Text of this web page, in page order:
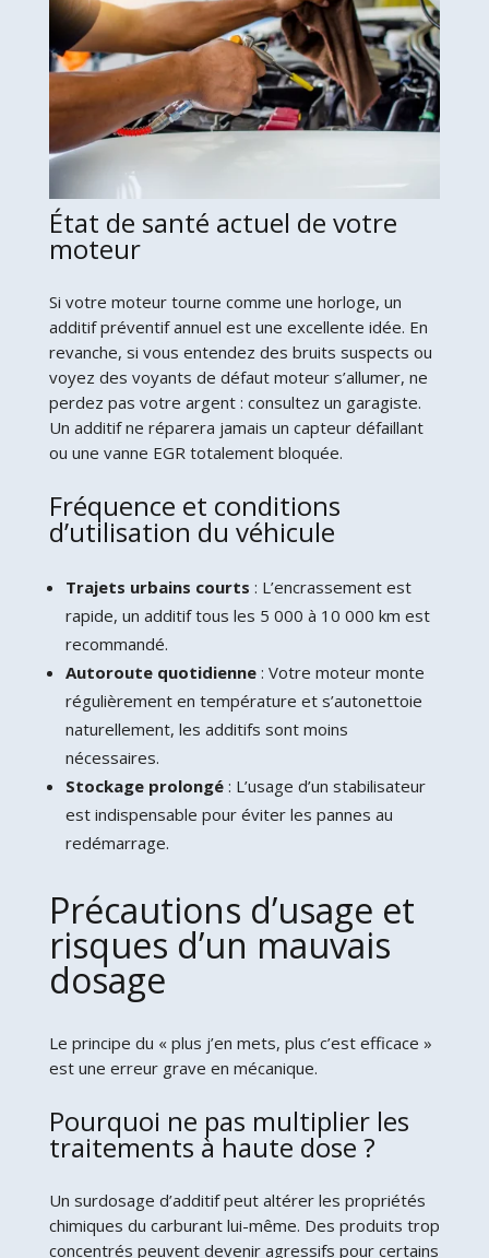
État de santé actuel de votre
moteur
Si votre moteur tourne comme une horloge, un
additif préventif annuel est une excellente idée. En
revanche, si vous entendez des bruits suspects ou
voyez des voyants de défaut moteur s’allumer, ne
perdez pas votre argent : consultez un garagiste.
Un additif ne réparera jamais un capteur défaillant
ou une vanne EGR totalement bloquée.
Fréquence et conditions
d’utilisation du véhicule
Trajets urbains courts : L’encrassement est
rapide, un additif tous les 5 000 à 10 000 km est
recommandé.
Autoroute quotidienne: Votre moteur monte
régulièrement en température et s’autonettoie
naturellement, les additifs sont moins
nécessaires.
Stockage prolongé: L’usage d’un stabilisateur
est indispensable pour éviter les pannes au
redémarrage.
Précautions d’usage et
risques d’un mauvais
dosage
Le principe du « plus j’en mets, plus c’est efficace »
est une erreur grave en mécanique.
Pourquoi ne pas multiplier les
traitements à haute dose ?
Un surdosage d’additif peut altérer les propriétés
chimiques du carburant lui-même. Des produits trop
concentrés peuvent devenir agressifs pour certains